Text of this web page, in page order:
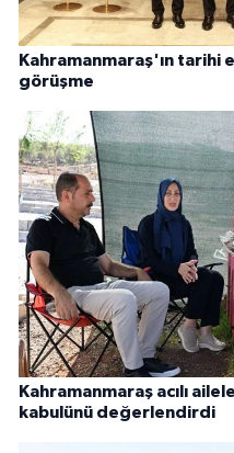
Kahramanmaraş'ın
görüşme
Kahramanmaraş acılı
kabulünü değerlendirdi